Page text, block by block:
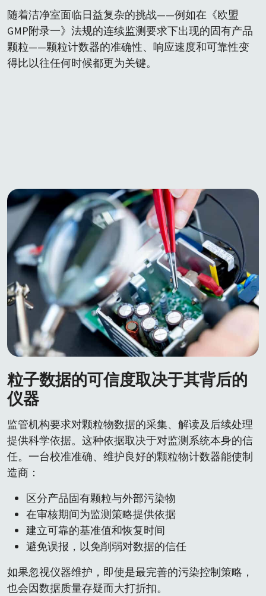
随着洁净室面临日益复杂的挑战——例如在《欧盟
GMP附录一》法规的连续监测要求下出现的固有产品
颗粒——颗粒计数器的准确性、响应速度和可靠性变
得比以往任何时候都更为关键。
粒子数据的可信度取决于其背后的
仪器
监管机构要求对颗粒物数据的采集、解读及后续处理
提供科学依据。这种依据取决于对监测系统本身的信
任。一台校准准确、维护良好的颗粒物计数器能使制
造商：
区分产品固有颗粒与外部污染物
在审核期间为监测策略提供依据
建立可靠的基准值和恢复时间
避免误报，以免削弱对数据的信任
如果忽视仪器维护，即使是最完善的污染控制策略，
也会因数据质量存疑而大打折扣。